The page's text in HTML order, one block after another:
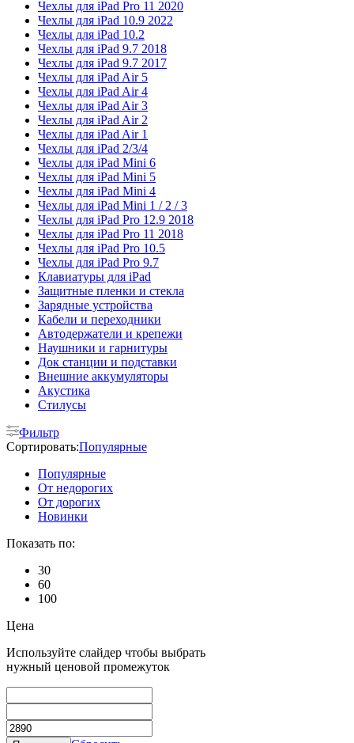
Чехлы для iPad Pro 11 2020
Чехлы для iPad 10.9 2022
Чехлы для iPad 10.2
Чехлы для iPad 9.7 2018
Чехлы для iPad 9.7 2017
Чехлы для iPad Air 5
Чехлы для iPad Air 4
Чехлы для iPad Air 3
Чехлы для iPad Air 2
Чехлы для iPad Air 1
Чехлы для iPad 2/3/4
Чехлы для iPad Mini 6
Чехлы для iPad Mini 5
Чехлы для iPad Mini 4
Чехлы для iPad Mini 1 / 2 / 3
Чехлы для iPad Pro 12.9 2018
Чехлы для iPad Pro 11 2018
Чехлы для iPad Pro 10.5
Чехлы для iPad Pro 9.7
Клавиатуры для iPad
Защитные пленки и стекла
Зарядные устройства
Кабели и переходники
Автодержатели и крепежи
Наушники и гарнитуры
Док станции и подставки
Внешние аккумуляторы
Акустика
Стилусы
Фильтр
Сортировать:Популярные
Популярные
От недорогих
От дорогих
Новинки
Показать по:
30
60
100
Цена
Используйте слайдер чтобы выбрать
нужный ценовой промежуток